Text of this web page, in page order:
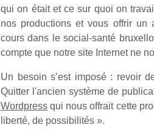
qui on était et ce sur quoi on
nos productions et vous offrir un
cours dans le social-santé
compte que notre site Internet ne
Un besoin s’est imposé : revoir
Quitter l'ancien système de
Wordpress qui nous offrait cette
liberté, de possibilités ».